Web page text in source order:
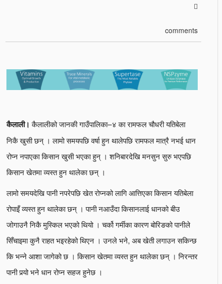
comments
कैलाली। कैलालीको जानकी गाउँपालिका–४ का रामफल चौधरी यतिबेला
निकै खुसी छन् । लामो समयपछि वर्षा हुन थालेपछि रामफल मात्रै नभई धान
रोप्न नपाएका किसान खुसी भएका हुन् । शनिबारदेखि मनसुन सुरु भएपछि
किसान खेतमा व्यस्त हुन थालेका छन् ।
लामो समयदेखि पानी नपरेपछि खेत रोप्नको लागि आत्तिएका किसान यतिबेला
रोपाइँ व्यस्त हुन थालेका छन् । पानी नआउँदा किसानलाई धानको बीउ
जोगाउनै निकै मुस्किल भएको थियो । चर्को गर्मीका कारण बोरिङको पानीले
सिँचाइमा कुनै राहत भइरहेको थिएन । उनले भने, अब खेती लगाउन सकिन्छ
कि भन्ने आशा जागेको छ । किसान खेतमा व्यस्त हुन थालेका छन् । निरन्तर
पानी पर्‍यो भने धान रोप्न सहज हुनेछ ।